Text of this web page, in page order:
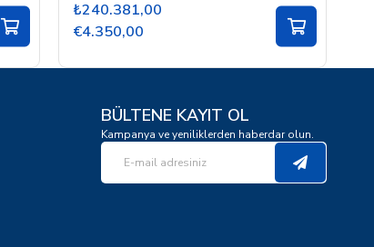
₺240.381,00
€4.350,00
BÜLTENE KAYIT OL
Kampanya ve yeniliklerden haberdar olun.